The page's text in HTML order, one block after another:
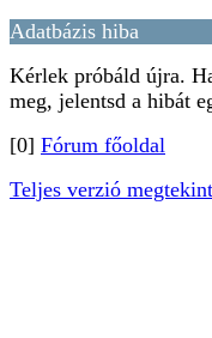
Adatbázis hiba
Kérlek próbáld újra.
meg, jelentsd a hibát
[0] Fórum főoldal
Teljes verzió